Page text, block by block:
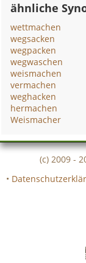
ähnliche
wettmachen
wegsacken
wegpacken
wegwaschen
weismachen
vermachen
weghacken
hermachen
Weismacher
(c) 2009 -
•